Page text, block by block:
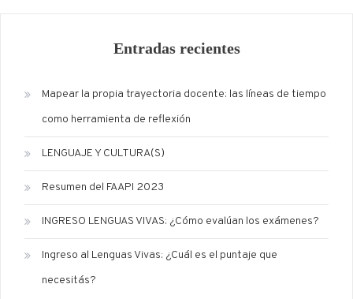
Entradas recientes
Mapear la propia trayectoria docente: las líneas de tiempo
como herramienta de reflexión
LENGUAJE Y CULTURA(S)
Resumen del FAAPI 2023
INGRESO LENGUAS VIVAS: ¿Cómo evalúan los exámenes?
Ingreso al Lenguas Vivas: ¿Cuál es el puntaje que
necesitás?